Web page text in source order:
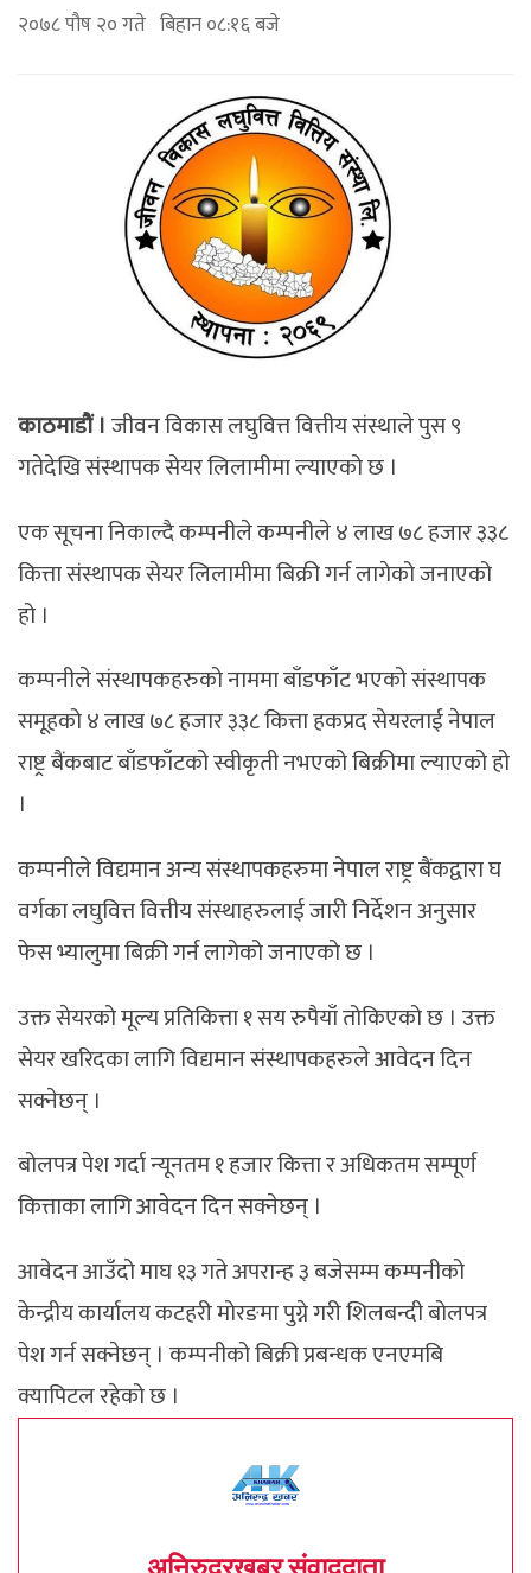
२०७८ पौष २० गते बिहान ०८:१६ बजे
काठमाडौं ।जीवन विकास लघुवित्त वित्तीय संस्थाले पुस ९
गतेदेखि संस्थापक सेयर लिलामीमा ल्याएको छ ।
एक सूचना निकाल्दै कम्पनीले कम्पनीले ४ लाख ७८ हजार ३३८
कित्ता संस्थापक सेयर लिलामीमा बिक्री गर्न लागेको जनाएको
हो ।
कम्पनीले संस्थापकहरुको नाममा बाँडफाँट भएको संस्थापक
समूहको ४ लाख ७८ हजार ३३८ कित्ता हकप्रद सेयरलाई नेपाल
राष्ट्र बैंकबाट बाँडफाँटको स्वीकृती नभएको बिक्रीमा ल्याएको हो
।
कम्पनीले विद्यमान अन्य संस्थापकहरुमा नेपाल राष्ट्र बैंकद्वारा घ
वर्गका लघुवित्त वित्तीय संस्थाहरुलाई जारी निर्देशन अनुसार
फेस भ्यालुमा बिक्री गर्न लागेको जनाएको छ ।
उक्त सेयरको मूल्य प्रतिकित्ता १ सय रुपैयाँ तोकिएको छ । उक्त
सेयर खरिदका लागि विद्यमान संस्थापकहरुले आवेदन दिन
सक्नेछन् ।
बोलपत्र पेश गर्दा न्यूनतम १ हजार कित्ता र अधिकतम सम्पूर्ण
कित्ताका लागि आवेदन दिन सक्नेछन् ।
आवेदन आउँदो माघ १३ गते अपरान्ह ३ बजेसम्म कम्पनीको
केन्द्रीय कार्यालय कटहरी मोरङमा पुग्ने गरी शिलबन्दी बोलपत्र
पेश गर्न सक्नेछन् । कम्पनीको बिक्री प्रबन्धक एनएमबि
क्यापिटल रहेको छ ।